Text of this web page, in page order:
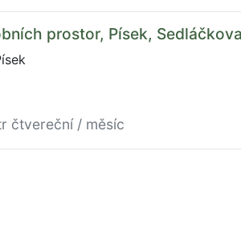
prostor, Písek,
čtvereční / měsíc